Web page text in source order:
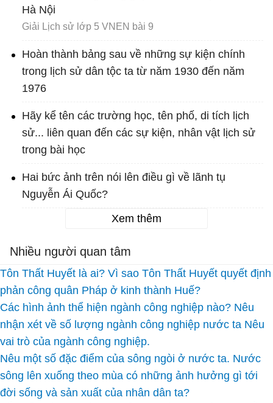
Hà Nội
Giải Lịch sử lớp 5 VNEN bài 9
Hoàn thành bảng sau về những sự kiện chính
trong lịch sử dân tộc ta từ năm 1930 đến năm
1976
Hãy kể tên các trường học, tên phố, di tích lịch
sử... liên quan đến các sự kiện, nhân vật lịch sử
trong bài học
Hai bức ảnh trên nói lên điều gì về lãnh tụ
Nguyễn Ái Quốc?
Xem thêm
Nhiều người quan tâm
Tôn Thất Huyết là ai? Vì sao Tôn Thất Huyết quyết định
phản công quân Pháp ở kinh thành Huế?
Các hình ảnh thể hiện ngành công nghiệp nào? Nêu
nhận xét về số lượng ngành công nghiệp nước ta Nêu
vai trò của ngành công nghiệp.
Nêu một số đặc điểm của sông ngòi ở nước ta. Nước
sông lên xuống theo mùa có những ảnh hưởng gì tới
đời sống và sản xuất của nhân dân ta?